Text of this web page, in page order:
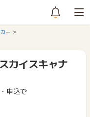
ー
カイスキャナ
申込で